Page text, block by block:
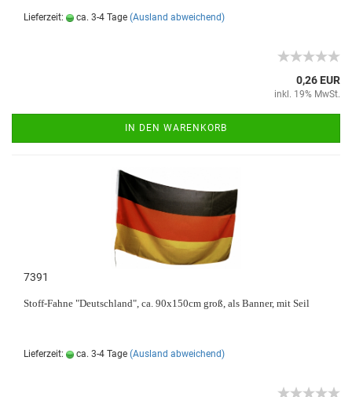
Lieferzeit: ca. 3-4 Tage (Ausland abweichend)
0,26 EUR
inkl. 19% MwSt.
IN DEN WARENKORB
7391
Stoff-Fahne "Deutschland", ca. 90x150cm groß, als Banner, mit Seil
Lieferzeit: ca. 3-4 Tage (Ausland abweichend)